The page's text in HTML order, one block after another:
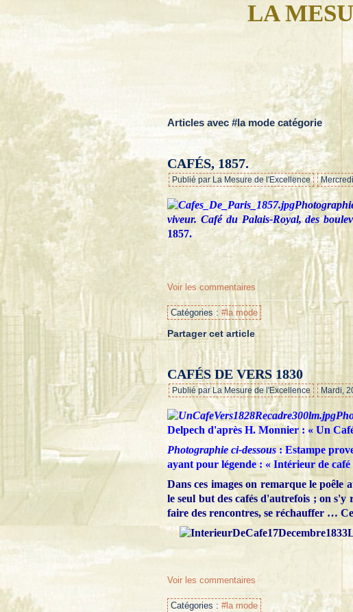
LA
Articles avec #la mode catégorie
CAFÉS, 1857.
Publié par La Mesure de l'Excellence
viveur. Café du Palais-Royal, des
1857.
Voir les commentaires
Catégories : #la mode
Partager cet article
CAFÉS DE VERS 1830
Publié par La Mesure de l'Excellence Mardi,
Delpech d'après H. Monnier : « Un
Photographie ci-dessous: Estampe
ayant pour légende : « Intérieur de café
Dans ces images on remarque le
le seul but des cafés d'autrefois ; on
faire des rencontres, se réchauffer …
Voir les commentaires
Catégories : #la mode